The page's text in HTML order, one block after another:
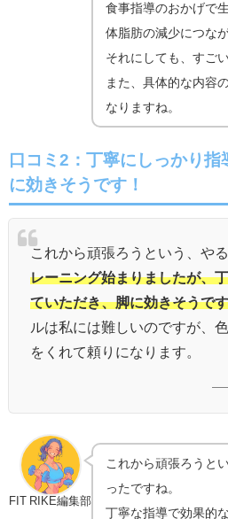
食事指導のおかげで
体脂肪の減少につな
それにしても、すご
また、具体的な内容
なりますね。
口コミ2： 丁寧にしっかり指
に効きそうです！
これから頑張ろうという、や
レーニング始まりましたが、
ていただき、脚に効きそうで
ルは私には難しいのですが、
をくれて頼りになります。
FIT RIKE編集部
これから頑張ろうと
ったですね。
丁寧な指導で効果的